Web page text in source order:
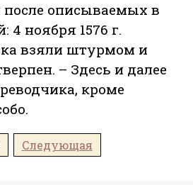
после описываемых в
4 ноября 1576 г.
взяли штурмом и
– Здесь и далее
кроме
Следующая